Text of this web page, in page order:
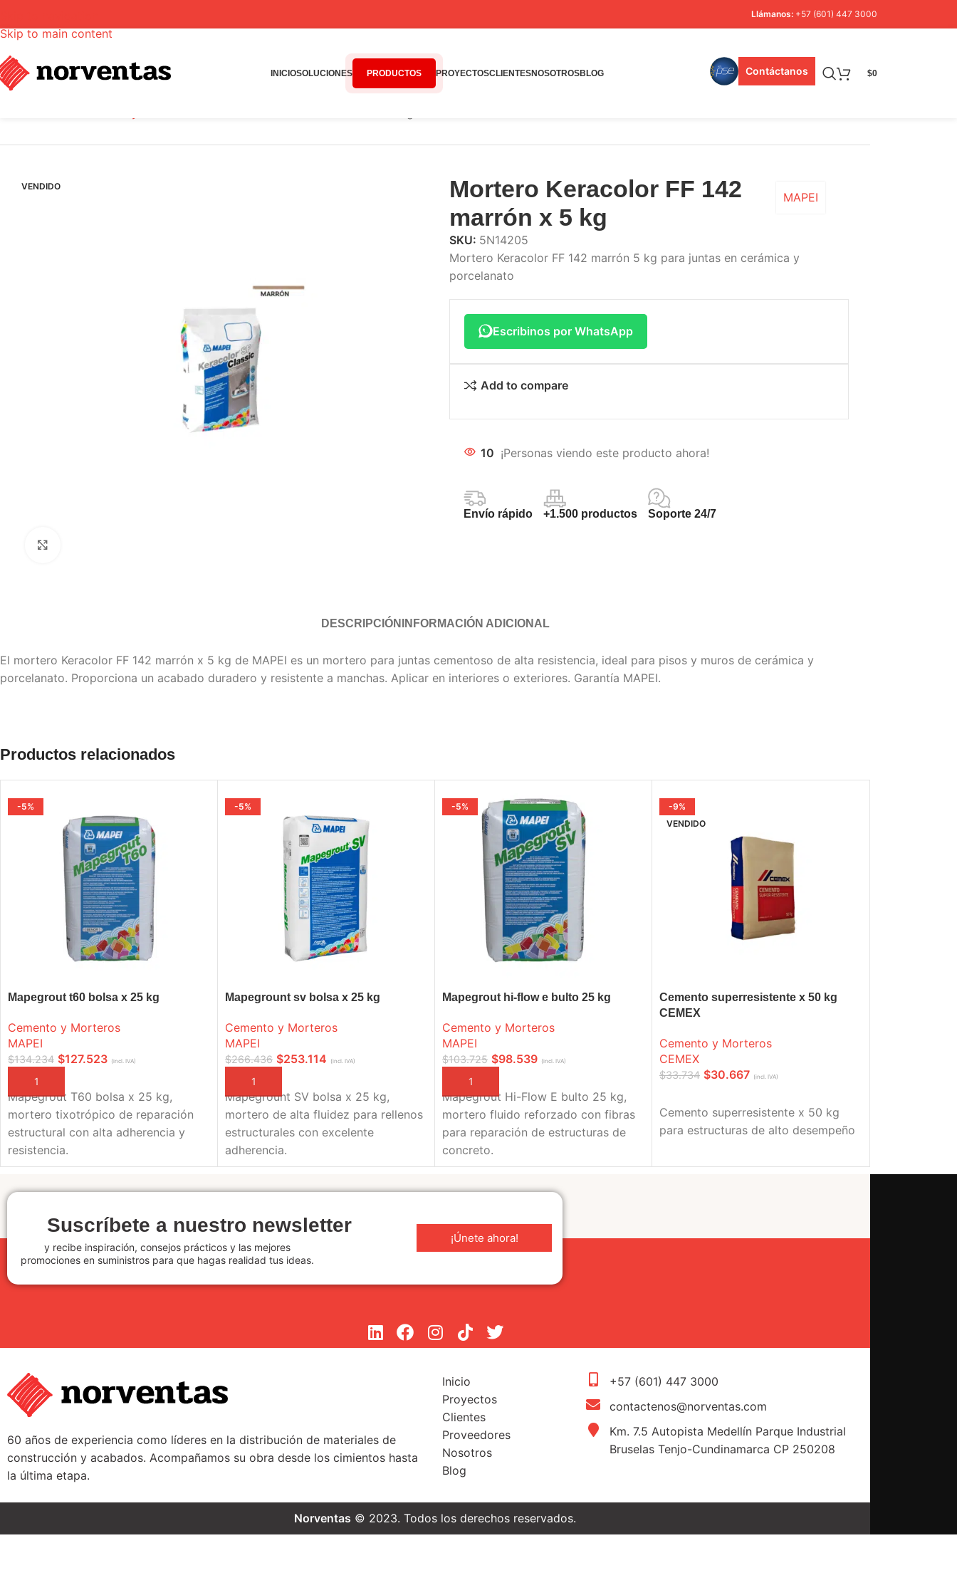
Skip to main content
Llámanos: +57 (601) 447 3000
INICIOSOLUCIONES PRODUCTOS PROYECTOSCLIENTESNOSOTROSBLOG Contáctanos $0
VENDIDO
Mortero Keracolor FF 142
marrón x 5 kg
MAPEI
SKU: 5N14205
Mortero Keracolor FF 142 marrón 5 kg para juntas en cerámica y
porcelanato
Escribinos por WhatsApp
Add to compare
10 ¡Personas viendo este producto ahora!
Envío rápido +1.500 productos Soporte 24/7
DESCRIPCIÓN INFORMACIÓN ADICIONAL
El mortero Keracolor FF 142 marrón x 5 kg de MAPEI es un mortero para juntas cementoso de alta resistencia, ideal para pisos y muros de cerámica y
porcelanato. Proporciona un acabado duradero y resistente a manchas. Aplicar en interiores o exteriores. Garantía MAPEI.
Productos relacionados
-5%
Mapegrout t60 bolsa x 25 kg
Cemento y Morteros
MAPEI
$134.234 $127.523 (incl. IVA)
AÑADIR A LA CESTA
Mapegrout T60 bolsa x 25 kg,
mortero tixotrópico de reparación
estructural con alta adherencia y
resistencia.
-5%
Mapegrount sv bolsa x 25 kg
Cemento y Morteros
MAPEI
$266.436 $253.114 (incl. IVA)
AÑADIR A LA CESTA
Mapegrount SV bolsa x 25 kg,
mortero de alta fluidez para rellenos
estructurales con excelente
adherencia.
-5%
Mapegrout hi-flow e bulto 25 kg
Cemento y Morteros
MAPEI
$103.725 $98.539 (incl. IVA)
AÑADIR A LA CESTA
Mapegrout Hi-Flow E bulto 25 kg,
mortero fluido reforzado con fibras
para reparación de estructuras de
concreto.
-9%
VENDIDO
Cemento superresistente x 50 kg
CEMEX
Cemento y Morteros
CEMEX
$33.734 $30.667 (incl. IVA)
Cemento superresistente x 50 kg
para estructuras de alto desempeño
Suscríbete a nuestro newsletter
y recibe inspiración, consejos prácticos y las mejores
promociones en suministros para que hagas realidad tus ideas.
¡Únete ahora!
60 años de experiencia como líderes en la distribución de materiales de
construcción y acabados. Acompañamos su obra desde los cimientos hasta
la última etapa.
Inicio
Proyectos
Clientes
Proveedores
Nosotros
Blog
+57 (601) 447 3000
contactenos@norventas.com
Km. 7.5 Autopista Medellín Parque Industrial
Bruselas Tenjo-Cundinamarca CP 250208
Norventas © 2023. Todos los derechos reservados.